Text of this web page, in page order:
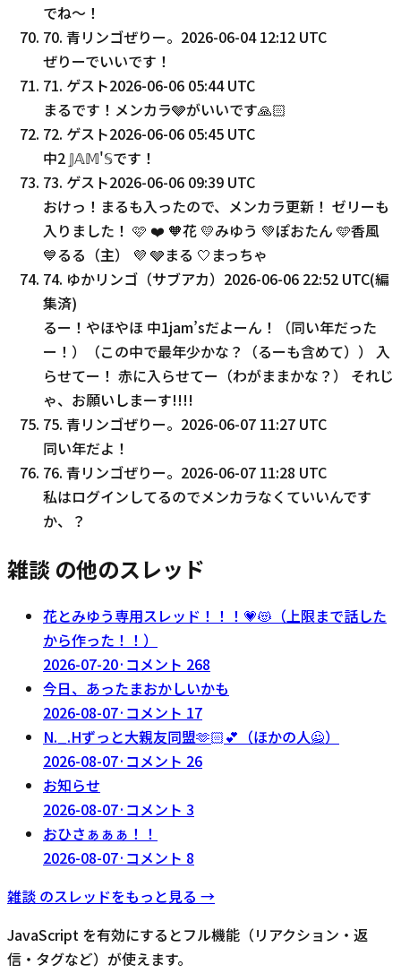
でね〜！
70. 青リンゴぜりー。 2026-06-04 12:12 UTC
ぜりーでいいです！
71. ゲスト2026-06-06 05:44 UTC
まるです！メンカラ🩶がいいです🙏🏻
72. ゲスト2026-06-06 05:45 UTC
中2 𝕁𝔸𝕄'𝕊です！
73. ゲスト2026-06-06 09:39 UTC
おけっ！まるも入ったので、メンカラ更新！ ゼリーも
入りました！ 🩷 ❤️ 🧡花 💛みゆう 💚ぽおたん 🩵香風
💙るる（主） 💜 🩶まる 🤍まっちゃ
74. ゆかリンゴ（サブアカ） 2026-06-06 22:52 UTC(編
集済)
るー！やほやほ 中1jam’sだよーん！（同い年だった
ー！）（この中で最年少かな？（るーも含めて）） 入
らせてー！ 赤に入らせてー（わがままかな？） それじ
ゃ、お願いしまーす!!!!
75. 青リンゴぜりー。 2026-06-07 11:27 UTC
同い年だよ！
76. 青リンゴぜりー。 2026-06-07 11:28 UTC
私はログインしてるのでメンカラなくていいんです
か、？
雑談 の他のスレッド
花とみゆう専用スレッド！！！💗😻（上限まで話した
から作った！！）
2026-07-20· コメント 268
今日、あったまおかしいかも
2026-08-07· コメント 17
N._.Hずっと大親友同盟‪🫶🏻‬💕︎︎（ほかの人🙅）
2026-08-07· コメント 26
お知らせ
2026-08-07· コメント 3
おひさぁぁぁ！！
2026-08-07· コメント 8
雑談 のスレッドをもっと見る →
JavaScript を有効にするとフル機能（リアクション・返
信・タグなど）が使えます。